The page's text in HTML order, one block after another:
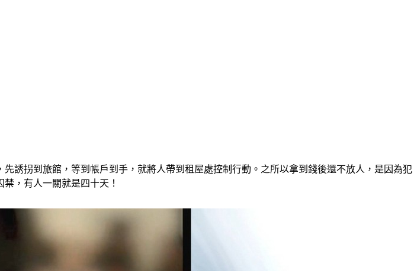
誘拐到旅館，等到帳戶到手，就將人帶到租屋處控制行動。之所以拿到錢後還不放人，是因為犯
，有人一關就是四十天！